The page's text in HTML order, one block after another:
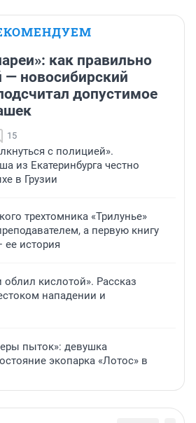
как правильно
— новосибирский
допустимое
15
с полицией».
из Екатеринбурга честно
в Грузии
трехтомника «Трилунье»
а первую книгу
ее история
облил кислотой». Рассказ
нападении и
пыток»: девушка
экопарка «Лотос» в